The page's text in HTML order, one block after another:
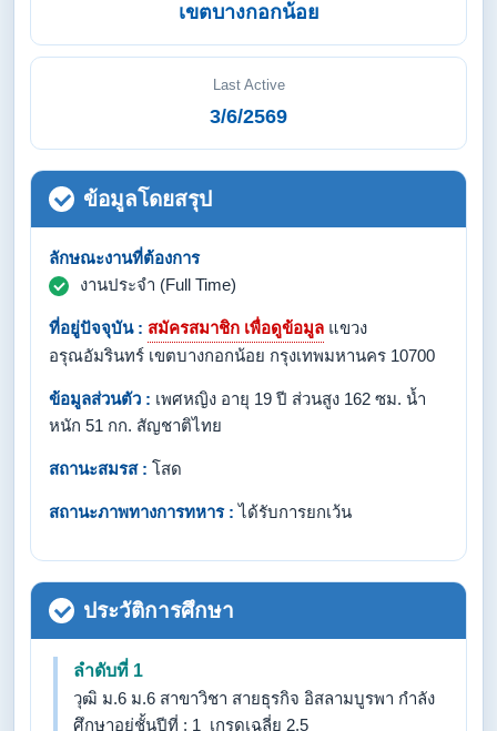
เขตบางกอกน้อย
Last Active
3/6/2569
ข้อมูลโดยสรุป
ลักษณะงานที่ต้องการ
งานประจำ (Full Time)
ที่อยู่ปัจจุบัน : สมัครสมาชิก เพื่อดูข้อมูล แขวง
อรุณอัมรินทร์ เขตบางกอกน้อย กรุงเทพมหานคร 10700
ข้อมูลส่วนตัว : เพศหญิง อายุ 19 ปี ส่วนสูง 162 ซม. น้ำ
หนัก 51 กก. สัญชาติไทย
สถานะสมรส : โสด
สถานะภาพทางการทหาร : ได้รับการยกเว้น
ประวัติการศึกษา
ลำดับที่ 1
วุฒิ ม.6 ม.6 สาขาวิชา สายธุรกิจ อิสลามบูรพา กำลัง
ศึกษาอยู่ชั้นปีที่ : 1 เกรดเฉลี่ย 2.5